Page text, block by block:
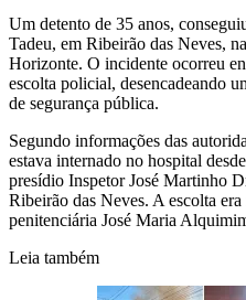
Um detento de 35 anos,
Tadeu, em Ribeirão das Neves,
Horizonte. O incidente ocorreu
escolta policial, desencadeando
de segurança pública.
Segundo informações das
estava internado no hospital
presídio Inspetor José Martinho
Ribeirão das Neves. A escolta
penitenciária José Maria
Leia também